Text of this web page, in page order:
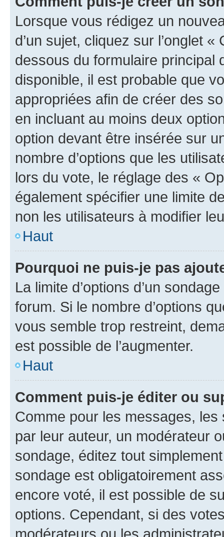
Lorsque vous rédigez un
d’un sujet, cliquez sur l’onglet
dessous du formulaire principal
disponible, il est probable que
appropriées afin de créer des
en incluant au moins deux
option devant être insérée sur
nombre d’options que les
lors du vote, le réglage des «
également spécifier une limite
non les utilisateurs à modifier
Haut
Pourquoi ne puis-je pas
La limite d’options d’un
forum. Si le nombre d’options
vous semble trop restreint,
est possible de l’augmenter.
Haut
Comment puis-je éditer ou
Comme pour les messages,
par leur auteur, un modérateur
sondage, éditez tout
sondage est obligatoirement
encore voté, il est possible de
options. Cependant, si des